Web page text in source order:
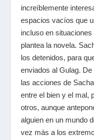
increíblemente
espacios vacíos que
incluso en
plantea la novela.
los detenidos, para
enviados al Gulag.
las acciones de
entre el bien y el mal,
otros, aunque
alguien en un mundo
vez más a los